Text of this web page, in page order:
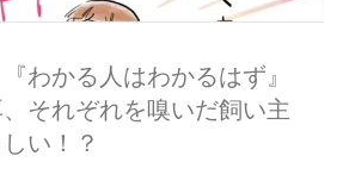
わかる人はわかるはず』
それぞれを嗅いだ飼い主
い！？